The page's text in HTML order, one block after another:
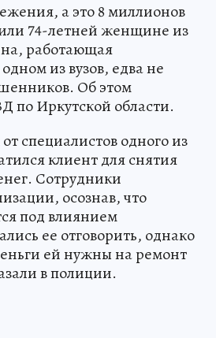
а это 8 миллионов
74-летней женщине из
работающая
из вузов, едва не
Об этом
по Иркутской области.
специалистов одного из
клиент для снятия
Сотрудники
осознав, что
под влиянием
ее отговорить, однако
ей нужны на ремонт
в полиции.